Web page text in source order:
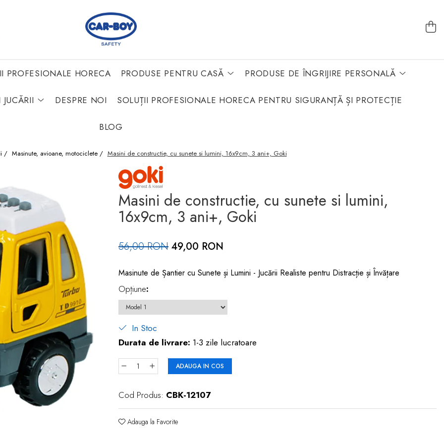
PROFESIONALE HORECA PRODUSE PENTRU CASĂ PRODUSE DE ÎNGRIJIRE PERSONALĂ
JUCĂRII DESPRE NOI SOLUȚII PROFESIONALE HORECA PENTRU SIGURANȚĂ ȘI PROTECȚIE
BLOG
/ Masinute, avioane, motociclete / Masini de constructie, cu sunete si lumini, 16x9cm, 3 ani+, Goki
Masini de constructie, cu sunete si lumini,
16x9cm, 3 ani+, Goki
56,00 RON 49,00 RON
Masinute de Șantier cu Sunete și Lumini - Jucării Realiste pentru Distracție și Învățare
Opțiune:
In Stoc
Durata de livrare: 1-3 zile lucratoare
ADAUGA IN COS
Cod Produs: CBK-12107
Adauga la Favorite